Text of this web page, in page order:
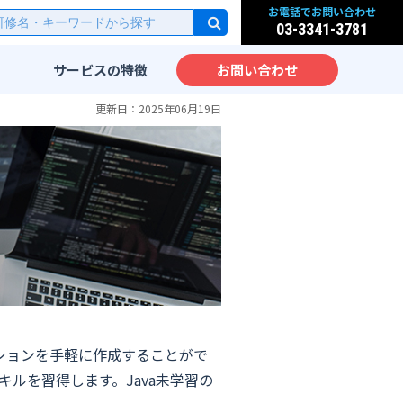
お電話でお問い合わせ
03-3341-3781
遣
ービス
スン
サービスの特徴
実践的なカリキュラム
先端IT技術をカリキュラム
化
IT教育のノウハウ
実践力が身につく研修設計
海外人材のための英語IT研
修
大手企業向けIT研修
お問い合わせ
更新日：2025年06月19日
ンを手軽に作成することがで
を習得します。Java未学習の